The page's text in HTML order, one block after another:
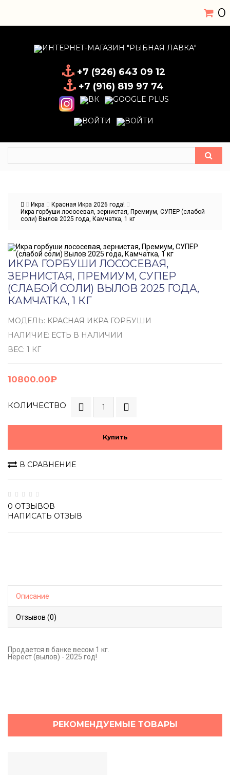
0
+7 (926) 643 09 12
+7 (916) 819 97 74
Икра
Красная Икра 2026 года!
Икра горбуши лососевая, зернистая, Премиум, СУПЕР (слабой
соли) Вылов 2025 года, Камчатка, 1 кг
ИКРА ГОРБУШИ ЛОСОСЕВАЯ,
ЗЕРНИСТАЯ, ПРЕМИУМ, СУПЕР
(СЛАБОЙ СОЛИ) ВЫЛОВ 2025 ГОДА,
КАМЧАТКА, 1 КГ
МОДЕЛЬ: КРАСНАЯ ИКРА ГОРБУШИ
НАЛИЧИЕ: ЕСТЬ В НАЛИЧИИ
ВЕС: 1 КГ
10800.00₽
КОЛИЧЕСТВО
Купить
В СРАВНЕНИЕ
0 ОТЗЫВОВ
НАПИСАТЬ ОТЗЫВ
Описание
Отзывов (0)
Продается в банке весом 1 кг.
Нерест (вылов) - 2025 год!
РЕКОМЕНДУЕМЫЕ ТОВАРЫ